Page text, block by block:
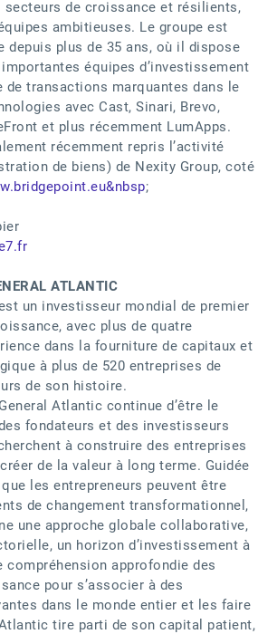
secteurs de croissance et résilients,
ambitieuses. Le groupe est
depuis plus de 35 ans, où il dispose
importantes équipes d’investissement
de transactions marquantes dans le
avec Cast, Sinari, Brevo,
et plus récemment LumApps.
récemment repris l’activité
de biens) de Nexity Group, coté
;
ATLANTIC
un investisseur mondial de premier
avec plus de quatre
dans la fourniture de capitaux et
à plus de 520 entreprises de
de son histoire.
Atlantic continue d’être le
fondateurs et des investisseurs
à construire des entreprises
de la valeur à long terme. Guidée
les entrepreneurs peuvent être
de changement transformationnel,
une approche globale collaborative,
un horizon d’investissement à
compréhension approfondie des
pour s’associer à des
dans le monde entier et les faire
tire parti de son capital patient,